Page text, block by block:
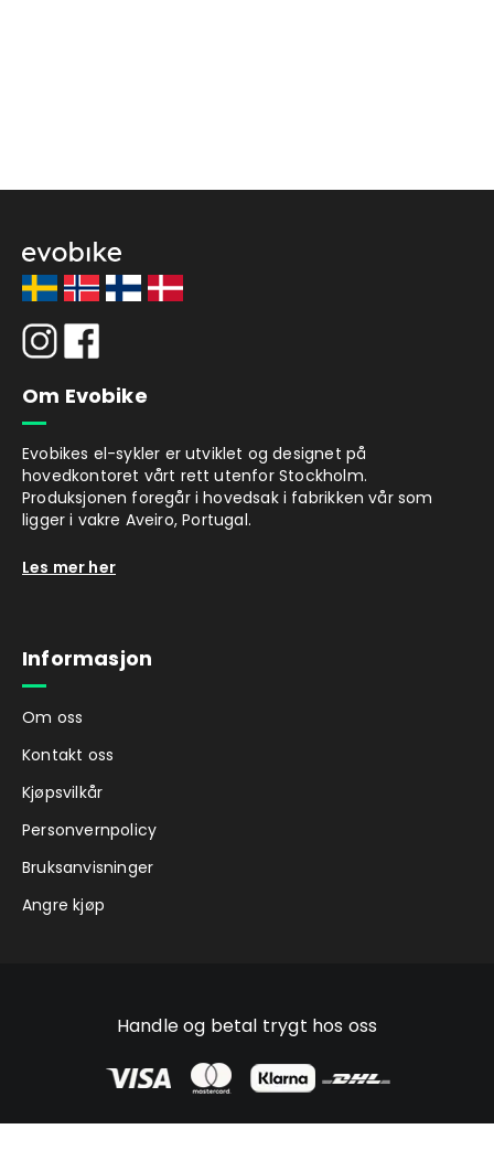
Om Evobike
Evobikes el-sykler er utviklet og designet på
hovedkontoret vårt rett utenfor Stockholm.
Produksjonen foregår i hovedsak i fabrikken vår som
ligger i vakre Aveiro, Portugal.
Les mer her
Informasjon
Om oss
Kontakt oss
Kjøpsvilkår
Personvernpolicy
Bruksanvisninger
Angre kjøp
Handle og betal trygt hos oss